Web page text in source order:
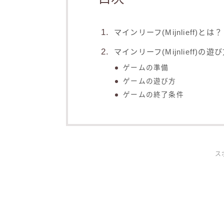
マインリーフ(Mijnlieff)とは？
マインリーフ(Mijnlieff)の遊び
ゲームの準備
ゲームの遊び方
ゲームの終了条件
ス